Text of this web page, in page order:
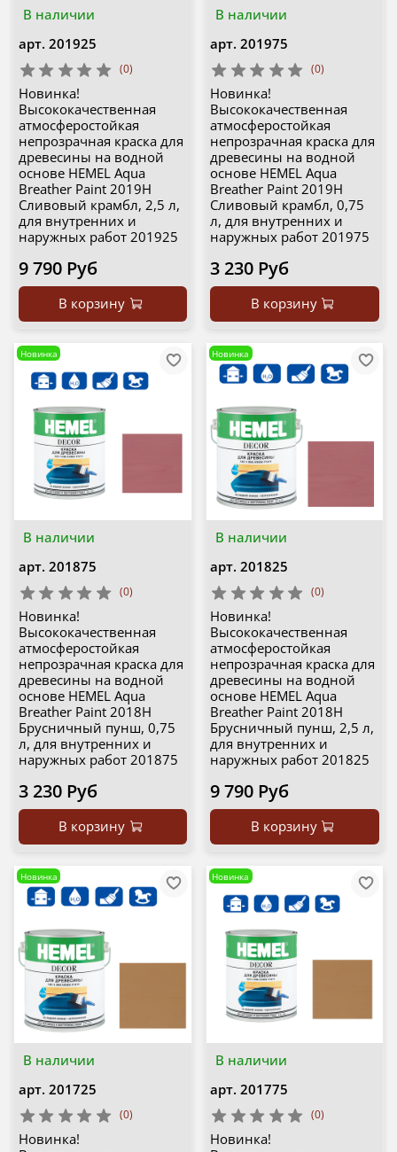
В наличии
арт. 201925
(0)
Новинка!
Высококачественная
атмосферостойкая
непрозрачная краска для
древесины на водной
основе HEMEL Aqua
Breather Paint 2019H
Сливовый крамбл, 2,5 л,
для внутренних и
наружных работ 201925
9 790 Руб
В корзину
В наличии
арт. 201975
(0)
Новинка!
Высококачественная
атмосферостойкая
непрозрачная краска для
древесины на водной
основе HEMEL Aqua
Breather Paint 2019H
Сливовый крамбл, 0,75
л, для внутренних и
наружных работ 201975
3 230 Руб
В корзину
В наличии
Новинка
арт. 201875
(0)
Новинка!
Высококачественная
атмосферостойкая
непрозрачная краска для
древесины на водной
основе HEMEL Aqua
Breather Paint 2018H
Брусничный пунш, 0,75
л, для внутренних и
наружных работ 201875
3 230 Руб
В корзину
В наличии
Новинка
арт. 201825
(0)
Новинка!
Высококачественная
атмосферостойкая
непрозрачная краска для
древесины на водной
основе HEMEL Aqua
Breather Paint 2018H
Брусничный пунш, 2,5 л,
для внутренних и
наружных работ 201825
9 790 Руб
В корзину
В наличии
Новинка
арт. 201725
(0)
Новинка!
В наличии
Новинка
арт. 201775
(0)
Новинка!